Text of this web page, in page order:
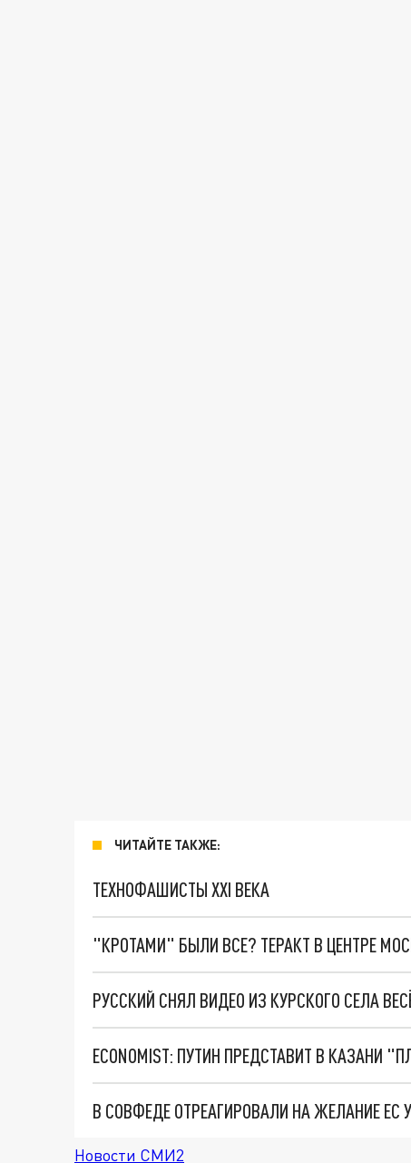
ЧИТАЙТЕ ТАКЖЕ:
ТЕХНОФАШИСТЫ XXI ВЕКА
"КРОТАМИ" БЫЛИ ВСЕ? ТЕРАКТ В ЦЕНТРЕ
РУССКИЙ СНЯЛ ВИДЕО ИЗ КУРСКОГО СЕЛА
ECONOMIST: ПУТИН ПРЕДСТАВИТ В
В СОВФЕДЕ ОТРЕАГИРОВАЛИ НА ЖЕЛАНИЕ ЕС
Новости СМИ2